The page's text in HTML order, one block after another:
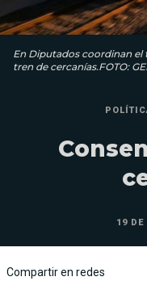
En Diputados coordinan
tren de cercanías.FOTO:
19 DE
Compartir en redes